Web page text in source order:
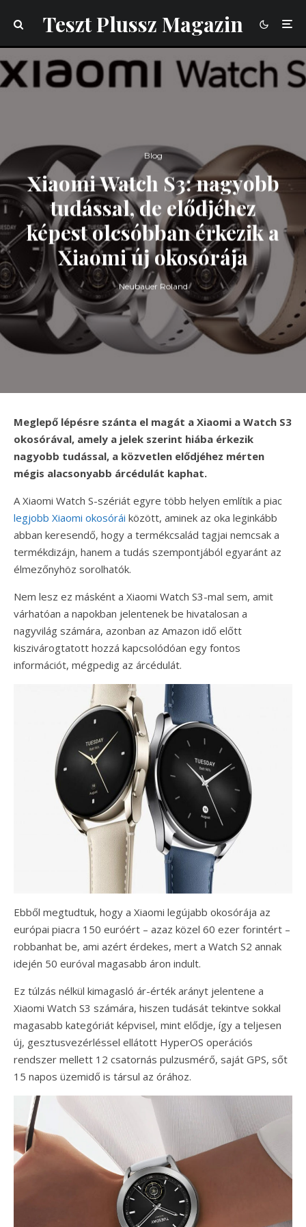
Teszt Plussz Magazin
Blog
Xiaomi Watch S3: nagyobb
tudással, de elődjéhez
képest olcsóbban érkezik a
Xiaomi új okosórája
Neubauer Roland
Meglepő lépésre szánta el magát a Xiaomi a Watch S3
okosórával, amely a jelek szerint hiába érkezik
nagyobb tudással, a közvetlen elődjéhez mérten
mégis alacsonyabb árcédulát kaphat.
A Xiaomi Watch S-szériát egyre több helyen említik a piac
legjobb Xiaomi okosórái között, aminek az oka leginkább
abban keresendő, hogy a termékcsalád tagjai nemcsak a
termékdizájn, hanem a tudás szempontjából egyaránt az
élmezőnyhöz sorolhatók.
Nem lesz ez másként a Xiaomi Watch S3-mal sem, amit
várhatóan a napokban jelentenek be hivatalosan a
nagyvilág számára, azonban az Amazon idő előtt
kiszivárogtatott hozzá kapcsolódóan egy fontos
információt, mégpedig az árcédulát.
Ebből megtudtuk, hogy a Xiaomi legújabb okosórája az
európai piacra 150 euróért – azaz közel 60 ezer forintért –
robbanhat be, ami azért érdekes, mert a Watch S2 annak
idején 50 euróval magasabb áron indult.
Ez túlzás nélkül kimagasló ár-érték arányt jelentene a
Xiaomi Watch S3 számára, hiszen tudását tekintve sokkal
magasabb kategóriát képvisel, mint elődje, így a teljesen
új, gesztusvezérléssel ellátott HyperOS operációs
rendszer mellett 12 csatornás pulzusmérő, saját GPS, sőt
15 napos üzemidő is társul az órához.